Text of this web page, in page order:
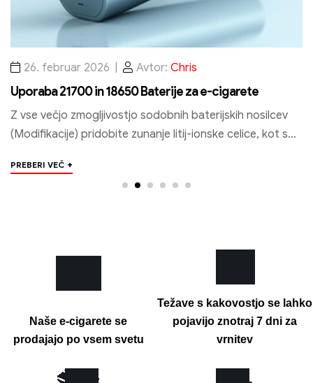
26. februar 2026 Avtor: Chris
Uporaba 21700 in 18650 Baterije za e-cigarete
Z vse večjo zmogljivostjo sodobnih baterijskih nosilcev
(Modifikacije) pridobite zunanje litij-ionske celice, kot so
PREBERI VEČ +
Naše e-cigarete se
prodajajo po vsem svetu
Težave s kakovostjo se lahko
pojavijo znotraj 7 dni za
vrnitev